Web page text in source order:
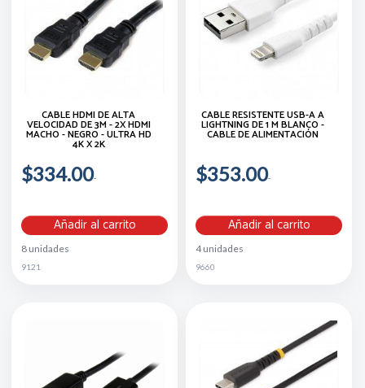
CABLE HDMI DE ALTA
VELOCIDAD DE 3M - 2X HDMI
MACHO - NEGRO - ULTRA HD
4K X 2K
$334.00
Añadir al carrito
8 unidades
9121
CABLE RESISTENTE USB-A A
LIGHTNING DE 1 M BLANCO -
CABLE DE ALIMENTACIÓN
$353.00
Añadir al carrito
4 unidades
9660